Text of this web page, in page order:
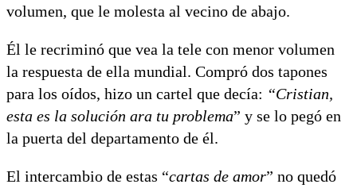
volumen, que le molesta al vecino de abajo.
Él le recriminó que vea la tele con menor volumen
la respuesta de ella mundial. Compró dos tapones
para los oídos, hizo un cartel que decía: “Cristian,
esta es la solución ara tu problema” y se lo pegó en
la puerta del departamento de él.
El intercambio de estas “cartas de amor” no quedó